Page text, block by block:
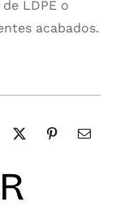
LDPE o
acabados.